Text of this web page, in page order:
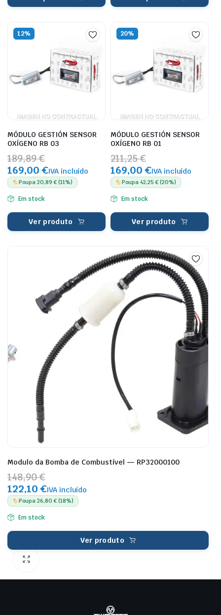
12%
MÓDULO GESTIÓN SENSOR
OXÍGENO RB 03
189,89 €
169,00 €IVA incluído
Poupa 20,89 € (11%)
Em stock
Ver produto
20%
MÓDULO GESTIÓN SENSOR
OXÍGENO RB 01
211,25 €
169,00 €IVA incluído
Poupa 42,25 € (20%)
Em stock
Ver produto
Modulo da Bomba de Combustível — RP32000100
148,90 €
122,10 €IVA incluído
Poupa 26,80 € (18%)
Em stock
Ver produto